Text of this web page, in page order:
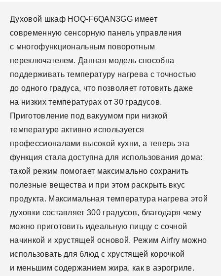
Духовой шкаф HOQ-F6QAN3GG имеет
современную сенсорную панель управления
с многофункциональным поворотным
переключателем. Данная модель способна
поддерживать температуру нагрева с точностью
до одного градуса, что позволяет готовить даже
на низких температурах от 30 градусов.
Приготовление под вакуумом при низкой
температуре активно используется
профессионалами высокой кухни, а теперь эта
функция стала доступна для использования дома:
такой режим помогает максимально сохранить
полезные вещества и при этом раскрыть вкус
продукта. Максимальная температура нагрева этой
духовки составляет 300 градусов, благодаря чему
можно приготовить идеальную пиццу с сочной
начинкой и хрустящей основой. Режим Airfry можно
использовать для блюд с хрустящей корочкой
и меньшим содержанием жира, как в аэрогриле.